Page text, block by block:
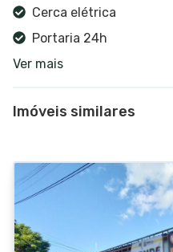
Cerca elétrica
Portaria 24h
Vigilância
Playground
Campo de futebol
Quadra poliesportiva
Salão de festas
Espaço gourmet
Ver mais
Imóveis similares